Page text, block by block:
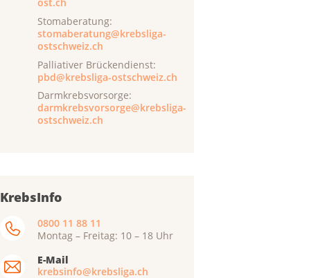
Stomaberatung:
stomaberatung@krebsliga-
ostschweiz.ch
Palliativer Brückendienst:
pbd@krebsliga-ostschweiz.ch
Darmkrebsvorsorge:
darmkrebsvorsorge@krebsliga-
ostschweiz.ch
KrebsInfo
0800 11 88 11
Montag – Freitag: 10 – 18 Uhr
E-Mail
krebsinfo@krebsliga.ch